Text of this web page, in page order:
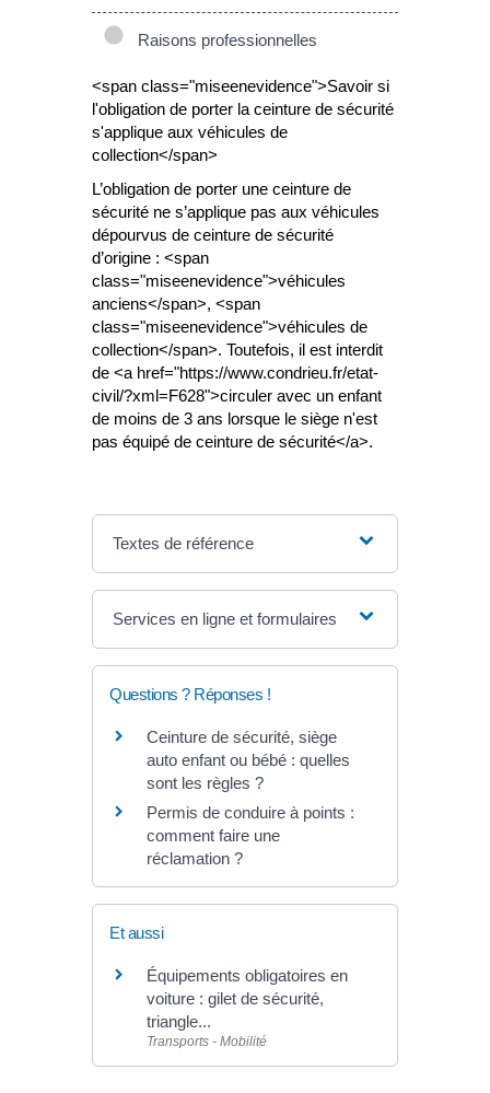
Raisons professionnelles
<span class="miseenevidence">Savoir si
l'obligation de porter la ceinture de sécurité
s'applique aux véhicules de
collection</span>
L’obligation de porter une ceinture de
sécurité ne s’applique pas aux véhicules
dépourvus de ceinture de sécurité
d’origine : <span
class="miseenevidence">véhicules
anciens</span>, <span
class="miseenevidence">véhicules de
collection</span>. Toutefois, il est interdit
de <a href="https://www.condrieu.fr/etat-
civil/?xml=F628">circuler avec un enfant
de moins de 3 ans lorsque le siège n'est
pas équipé de ceinture de sécurité</a>.
Textes de référence
Services en ligne et formulaires
Questions ? Réponses !
Ceinture de sécurité, siège
auto enfant ou bébé : quelles
sont les règles ?
Permis de conduire à points :
comment faire une
réclamation ?
Et aussi
Équipements obligatoires en
voiture : gilet de sécurité,
triangle...
Transports - Mobilité